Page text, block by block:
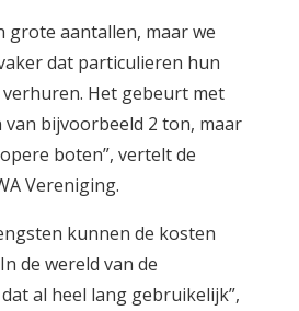
grote aantallen, maar we
dat particulieren hun
Het gebeurt met
bijvoorbeeld 2 ton, maar
boten”, vertelt de
Vereniging.
kunnen de kosten
de wereld van de
al heel lang gebruikelijk”,